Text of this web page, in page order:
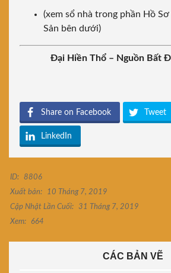
(xem sổ nhà trong phần Hồ
Sản bên dưới)
Đại Hiền Thổ – Nguồn Bất
Share on Facebook Tweet
LinkedIn
ID:
8806
Xuất bản:
10 Tháng 7, 2019
Cập Nhật Lần Cuối:
31 Tháng 7, 2019
Xem:
664
CÁC BẢN VẼ